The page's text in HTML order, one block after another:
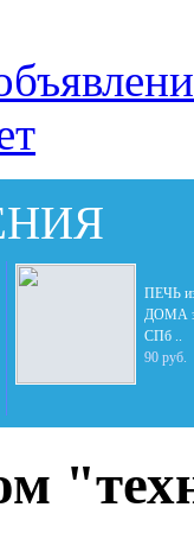
ПЕЧЬ
ДОМА
СПб ..
90 руб.